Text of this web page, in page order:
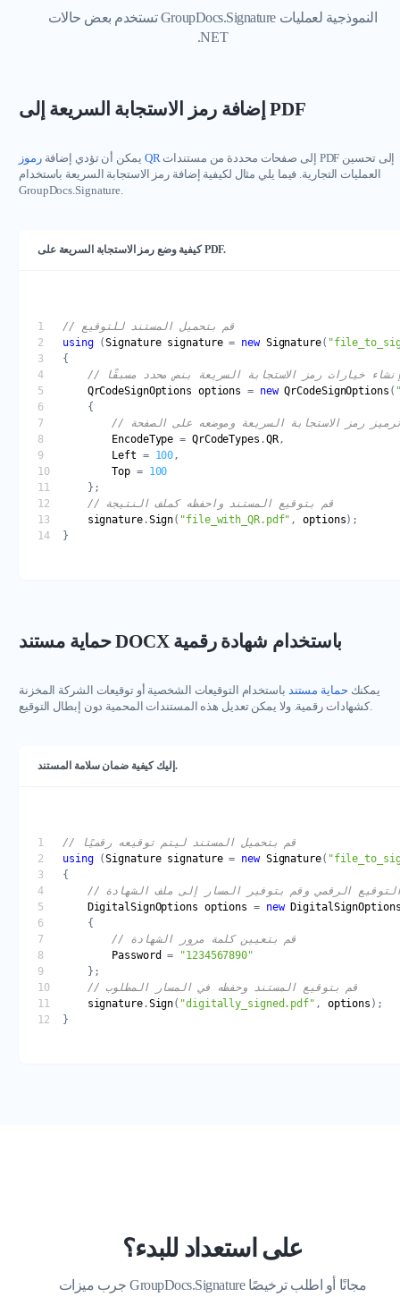
تستخدم بعض حالات GroupDocs.Signature النموذجية لعمليات
.NET
إضافة رمز الاستجابة السريعة إلى PDF
يمكن أن تؤدي إضافة رموز QR
العمليات التجارية. فيما يلي مثال لكيفية إضافة رمز الاستجابة السريعة باستخدام
GroupDocs.Signature.
كيفية وضع رمز الاستجابة السريعة على PDF.
// قم بتحميل المستند للتوقيع
using (Signature signature = new Signature(
خيارات رمز الاستجابة السريعة بنص محدد مسبقًا
QrCodeSignOptions options = new QrCodeSignOptions (
رمز الاستجابة السريعة وموضعه على الصفحة
EncodeType = QrCodeTypes .QR
Left = 100
Top = 100
// قم بتوقيع المستند واحفظه كملف النتيجة
signature.Sign( "file_with_QR.pdf" , options
حماية مستند DOCX باستخدام شهادة رقمية
يمكنك حماية مستند باستخدام التوقيعات الشخصية أو توقيعات الشركة المخزنة
كشهادات رقمية. ولا يمكن تعديل هذه المستندات المحمية دون إبطال التوقيع.
إليك كيفية ضمان سلامة المستند.
// قم بتحميل المستند ليتم توقيعه رقميًا
using (Signature signature = new Signature(
التوقيع الرقمي وقم بتوفير المسار إلى ملف الشهادة
DigitalSignOptions options = new
// قم بتعيين كلمة مرور الشهادة
Password =
"1234567890"
// قم بتوقيع المستند وحفظه في المسار المطلوب
signature.Sign( "digitally_signed.pdf" , options
على استعداد للبدء؟
جرب ميزات GroupDocs.Signature مجانًا أو اطلب ترخيصًا